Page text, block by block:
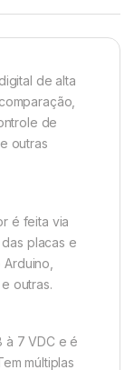
de alta
de
outras
é feita via
placas e
outras.
à 7 VDC e é
múltiplas